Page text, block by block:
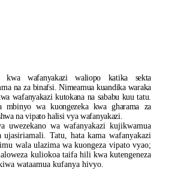
wafanyakazi waliopo katika sekta
na za binafsi. Nimeamua kuandika waraka
wafanyakazi kutokana na sababu kuu tatu.
mbinyo wa kuongezeka kwa gharama za
na vipato halisi vya wafanyakazi.
uwezekano wa wafanyakazi kujikwamua
Tatu, hata kama wafanyakazi
wala ulazima wa kuongeza vipato vyao;
kuliokoa taifa hili kwa kutengeneza
wataamua kufanya hivyo.